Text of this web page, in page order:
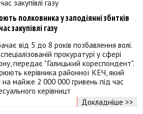
полковника у заподіянні збитків
закупівлі газу
від 5 до 8 років позбавлення волі.
прокуратурі у сфері
передає "Галицький кореспондент".
керівника районної КЕЧ, який
на майже 2 000 000 гривень під час
керівницт
Докладніше >>